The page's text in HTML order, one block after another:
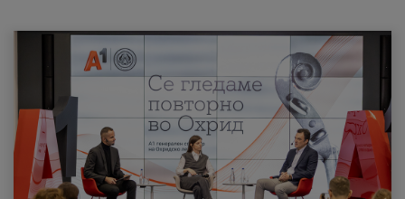
МК SQ
Приватни Деловни